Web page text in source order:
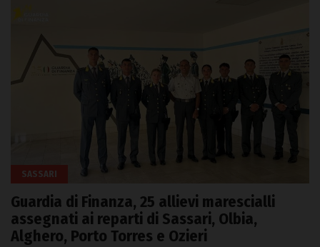
SASSARI
Guardia di Finanza, 25 allievi marescialli
assegnati ai reparti di Sassari, Olbia,
Alghero, Porto Torres e Ozieri